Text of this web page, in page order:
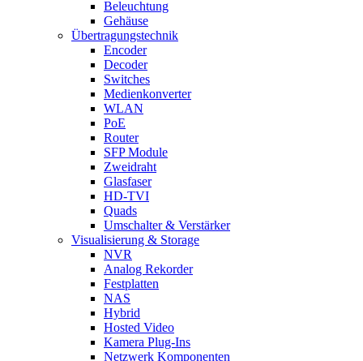
Beleuchtung
Gehäuse
Übertragungstechnik
Encoder
Decoder
Switches
Medienkonverter
WLAN
PoE
Router
SFP Module
Zweidraht
Glasfaser
HD-TVI
Quads
Umschalter & Verstärker
Visualisierung & Storage
NVR
Analog Rekorder
Festplatten
NAS
Hybrid
Hosted Video
Kamera Plug-Ins
Netzwerk Komponenten